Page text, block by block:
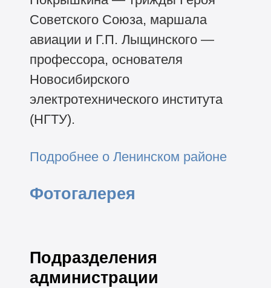
Советского Союза, маршала
авиации и Г.П. Лыщинского —
профессора, основателя
Новосибирского
электротехнического института
(НГТУ).
Подробнее о Ленинском районе
Фотогалерея
Подразделения
администрации